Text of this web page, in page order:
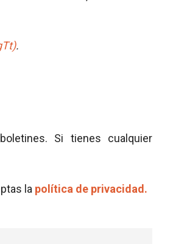
.
Si tienes cualquier
la política de privacidad.